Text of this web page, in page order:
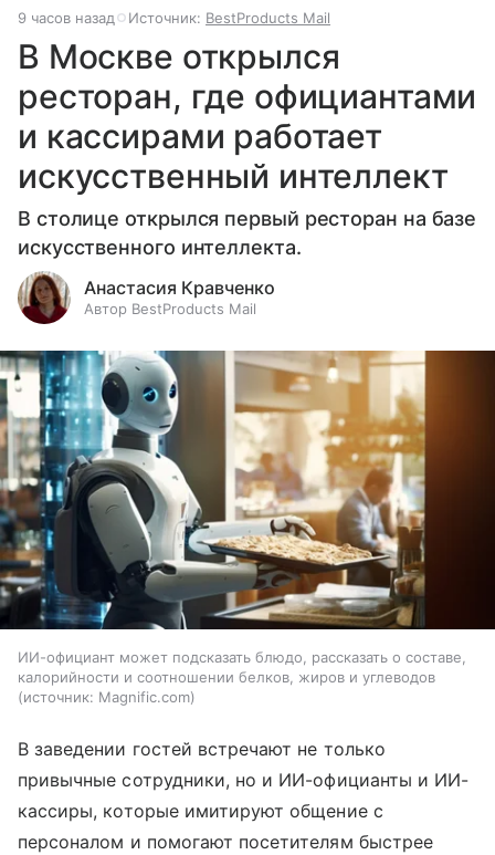
9 часов назад Источник: BestProducts Mail
В Москве открылся
ресторан, где официантами
и кассирами работает
искусственный интеллект
В столице открылся первый ресторан на базе
искусственного интеллекта.
Анастасия Кравченко
Автор BestProducts Mail
ИИ-официант может подсказать блюдо, рассказать о составе,
калорийности и соотношении белков, жиров и углеводов
источник: Magnific.com
В заведении гостей встречают не только
привычные сотрудники, но и ИИ-официанты и ИИ-
кассиры, которые имитируют общение с
персоналом и помогают посетителям быстрее